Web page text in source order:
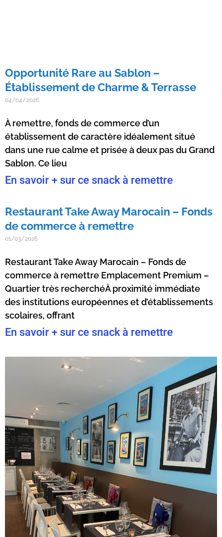
Opportunité Rare au Sablon –
Établissement de Charme & Terrasse
04/04/2026
À remettre, fonds de commerce d’un
établissement de caractère idéalement situé
dans une rue calme et prisée à deux pas du Grand
Sablon. Ce lieu
En savoir + sur ce snack à remettre
Restaurant Take Away Marocain – Fonds
de commerce à remettre
01/03/2026
Restaurant Take Away Marocain – Fonds de
commerce à remettre Emplacement Premium –
Quartier très recherchéÀ proximité immédiate
des institutions européennes et d’établissements
scolaires, offrant
En savoir + sur ce snack à remettre